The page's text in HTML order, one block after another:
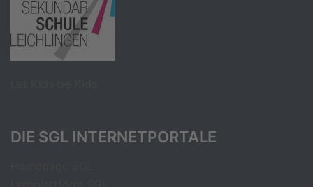
DIE SGL INTERNETPORTALE